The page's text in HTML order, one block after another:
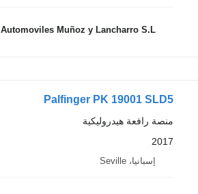
Automoviles Muñoz y Lancharro S.L
Palfinger PK 19001 SLD5
منصة رافعة هيدروليكية
2017
إسبانيا، Seville